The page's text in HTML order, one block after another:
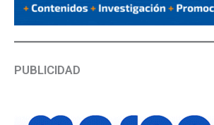
PUBLICIDAD